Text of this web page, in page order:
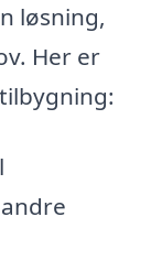
løsning,
Her er